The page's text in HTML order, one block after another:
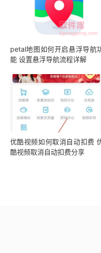
petal地图如何开启悬浮导航
能 设置悬浮导航流程详解
优酷视频如何取消自动扣费
酷视频取消自动扣费分享